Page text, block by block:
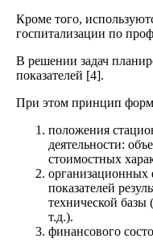
Кроме того,
госпитализации по
В решении задач
показателей [4].
При этом принцип
положения
деятельности:
стоимостных
организационных
показателей
технической
т.д.).
финансового